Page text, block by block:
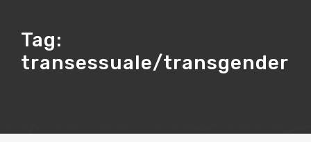
Tag:
transessuale/transgender